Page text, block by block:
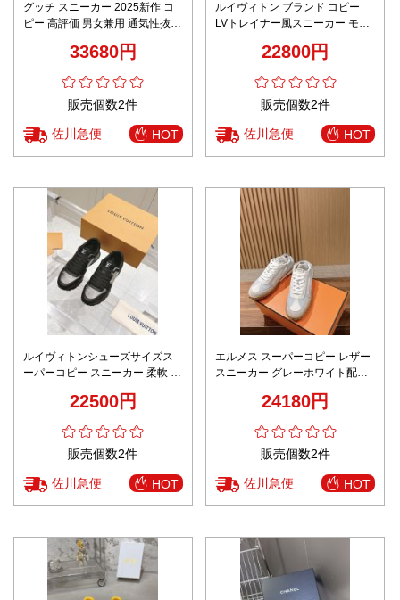
グッチ スニーカー 2025新作 コ
ピー 高評価 男女兼用 通気性抜群
33680円
販売個数2件
佐川急便 HOT
ルイヴィトン ブランド コピー
LVトレイナー風スニーカー モノ
22800円
販売個数2件
佐川急便 HOT
ルイヴィトンシューズサイズス
ーパーコピー スニーカー 柔軟 カ
22500円
販売個数2件
佐川急便 HOT
エルメス スーパーコピー レザー
スニーカー グレーホワイト配色
24180円
販売個数2件
佐川急便 HOT